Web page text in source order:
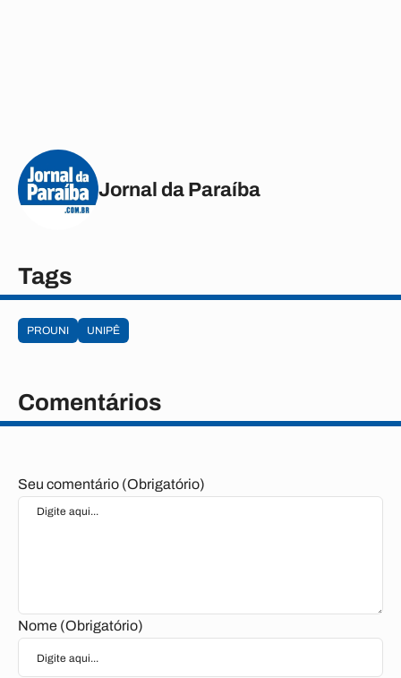
Jornal da Paraíba
Tags
PROUNI UNIPÊ
Comentários
Seu comentário (Obrigatório)
Nome (Obrigatório)